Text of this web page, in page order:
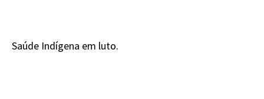
Saúde Indígena em luto.